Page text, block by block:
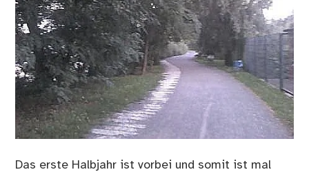
Das erste Halbjahr ist vorbei und somit ist mal